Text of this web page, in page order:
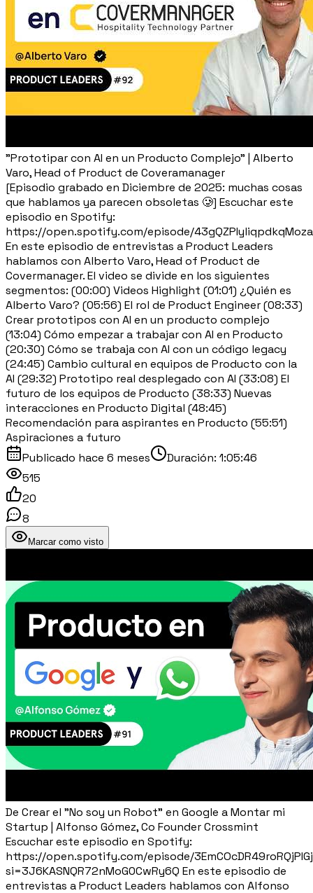
"Prototipar con AI en un Producto Complejo" | Alberto
Varo, Head of Product de Coveramanager
[Episodio grabado en Diciembre de 2025: muchas cosas
que hablamos ya parecen obsoletas 🥲] Escuchar este
episodio en Spotify:
https://open.spotify.com/episode/
En este episodio de entrevistas a Product Leaders
hablamos con Alberto Varo, Head of Product de
Covermanager. El video se divide en los siguientes
segmentos: (00:00) Videos Highlight (01:01) ¿Quién es
Alberto Varo? (05:56) El rol de Product Engineer (08:33)
Crear prototipos con AI en un producto complejo
(13:04) Cómo empezar a trabajar con AI en Producto
(20:30) Cómo se trabaja con AI con un código legacy
(24:45) Cambio cultural en equipos de Producto con la
AI (29:32) Prototipo real desplegado con AI (33:08) El
futuro de los equipos de Producto (38:33) Nuevas
interacciones en Producto Digital (48:45)
Recomendación para aspirantes en Producto (55:51)
Aspiraciones a futuro
Publicado hace 6 meses Duración: 1:05:46
515
20
8
Marcar como visto
De Crear el "No soy un Robot" en Google a Montar mi
Startup | Alfonso Gómez, Co Founder Crossmint
Escuchar este episodio en Spotify:
https://open.spotify.com/episode/
si=3J6KASNQR72nMoG0CwRy6Q En este episodio de
entrevistas a Product Leaders hablamos con Alfonso